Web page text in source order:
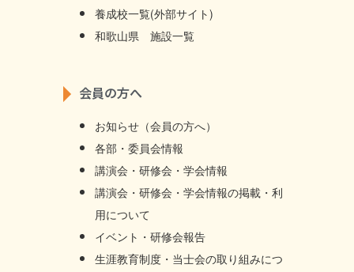
養成校一覧(外部サイト)
和歌山県 施設一覧
会員の方へ
お知らせ（会員の方へ）
各部・委員会情報
講演会・研修会・学会情報
講演会・研修会・学会情報の掲載・利
用について
イベント・研修会報告
生涯教育制度・当士会の取り組みにつ